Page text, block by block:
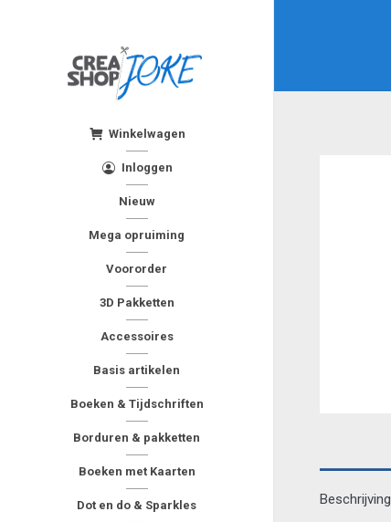
Winkelwagen
Inloggen
Nieuw
Mega opruiming
Voororder
3D Pakketten
Accessoires
Basis artikelen
Boeken & Tijdschriften
Borduren & pakketten
Boeken met Kaarten
Dot en do & Sparkles Beschrijving